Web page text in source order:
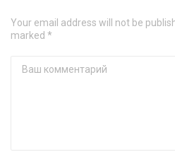
Your email address will not be
marked *